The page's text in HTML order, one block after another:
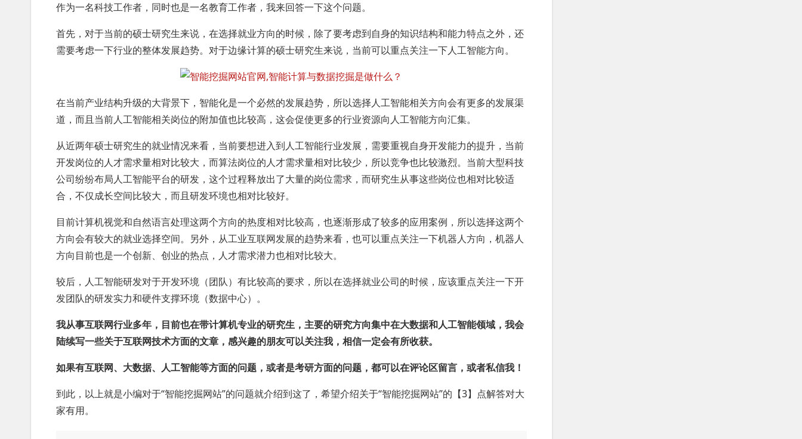
作为一名科技工作者，同时也是一名教育工作者，我来回答一下这个问题。
首先，对于当前的硕士研究生来说，在选择就业方向的时候，除了要考虑到自身的知识结构和能力特点之外，还
需要考虑一下行业的整体发展趋势。对于边缘计算的硕士研究生来说，当前可以重点关注一下人工智能方向。
在当前产业结构升级的大背景下，智能化是一个必然的发展趋势，所以选择人工智能相关方向会有更多的发展渠
道，而且当前人工智能相关岗位的附加值也比较高，这会促使更多的行业资源向人工智能方向汇集。
从近两年硕士研究生的就业情况来看，当前要想进入到人工智能行业发展，需要重视自身开发能力的提升，当前
开发岗位的人才需求量相对比较大，而算法岗位的人才需求量相对比较少，所以竞争也比较激烈。当前大型科技
公司纷纷布局人工智能平台的研发，这个过程释放出了大量的岗位需求，而研究生从事这些岗位也相对比较适
合，不仅成长空间比较大，而且研发环境也相对比较好。
目前计算机视觉和自然语言处理这两个方向的热度相对比较高，也逐渐形成了较多的应用案例，所以选择这两个
方向会有较大的就业选择空间。另外，从工业互联网发展的趋势来看，也可以重点关注一下机器人方向，机器人
方向目前也是一个创新、创业的热点，人才需求潜力也相对比较大。
较后，人工智能研发对于开发环境（团队）有比较高的要求，所以在选择就业公司的时候，应该重点关注一下开
发团队的研发实力和硬件支撑环境（数据中心）。
我从事互联网行业多年，目前也在带计算机专业的研究生，主要的研究方向集中在大数据和人工智能领域，我会
陆续写一些关于互联网技术方面的文章，感兴趣的朋友可以关注我，相信一定会有所收获。
如果有互联网、大数据、人工智能等方面的问题，或者是考研方面的问题，都可以在评论区留言，或者私信我！
到此，以上就是小编对于“智能挖掘网站”的问题就介绍到这了，希望介绍关于“智能挖掘网站”的【3】点解答对大
家有用。